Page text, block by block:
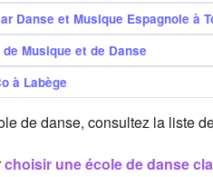
Danse et Musique Espagnole à
Musique et de Danse
à Labège
de danse, consultez la liste
choisir une école de danse